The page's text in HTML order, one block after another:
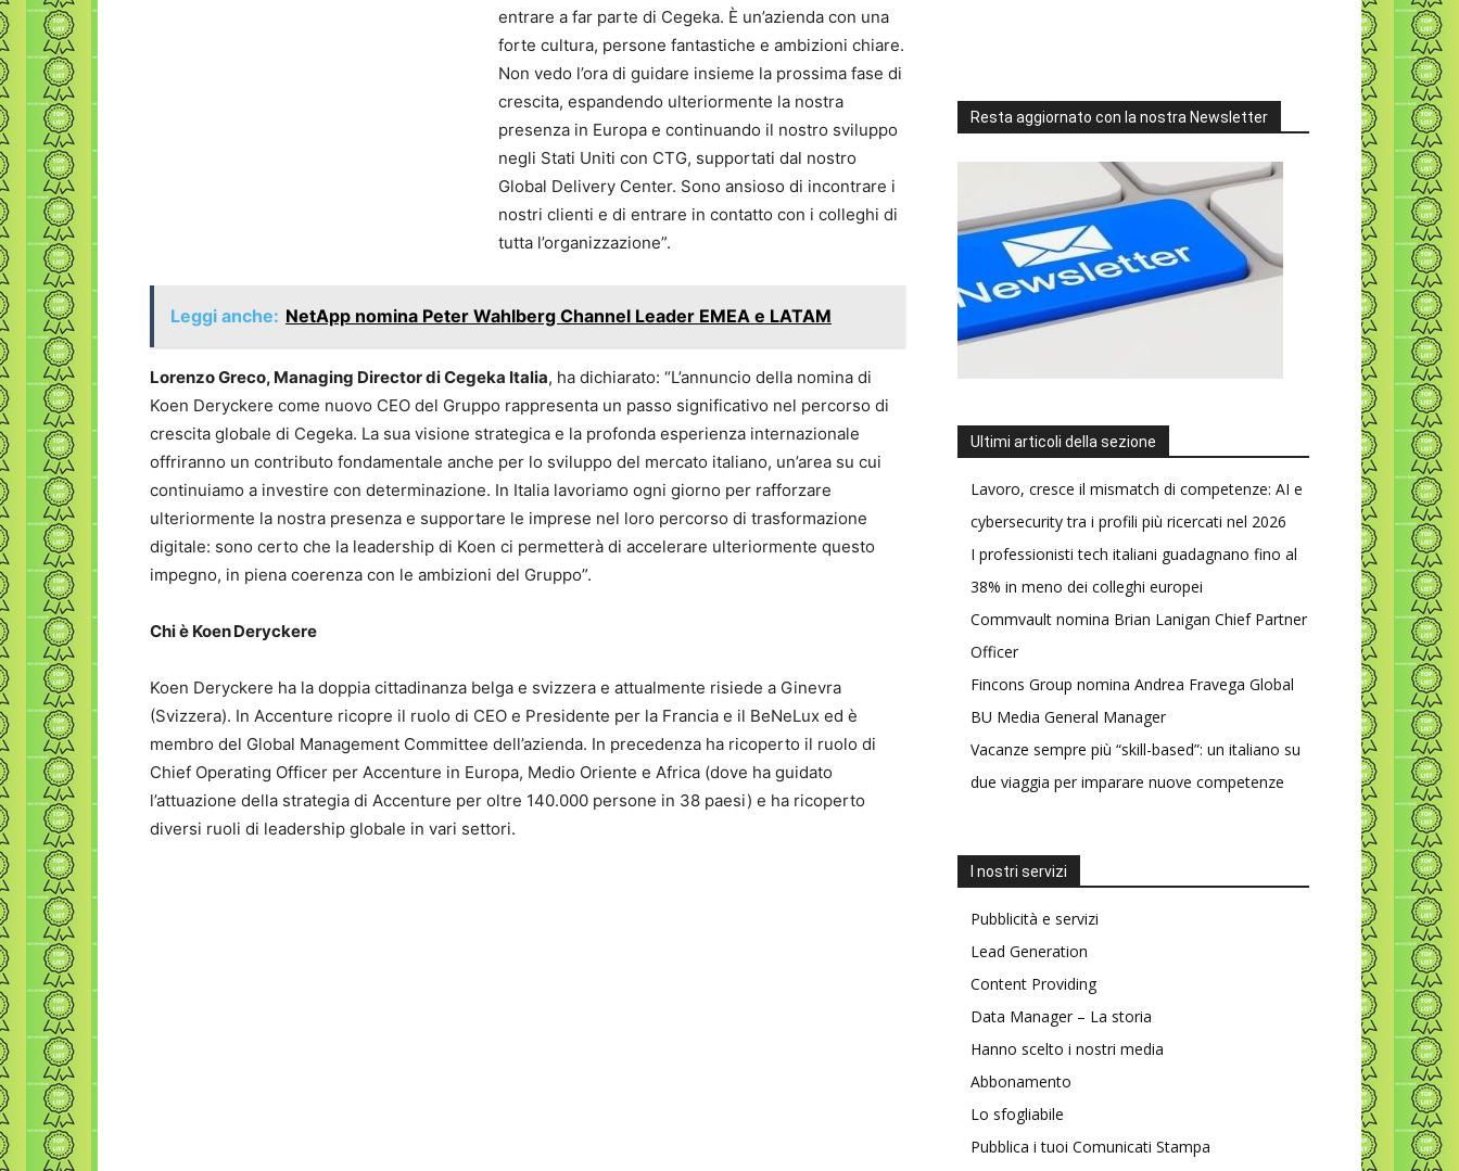
entrare a far parte di Cegeka. È un’azienda con una
forte cultura, persone fantastiche e ambizioni chiare.
Non vedo l’ora di guidare insieme la prossima fase di
crescita, espandendo ulteriormente la nostra
presenza in Europa e continuando il nostro sviluppo
negli Stati Uniti con CTG, supportati dal nostro
Global Delivery Center. Sono ansioso di incontrare i
nostri clienti e di entrare in contatto con i colleghi di
tutta l’organizzazione”.
Leggi anche: NetApp nomina Peter Wahlberg Channel Leader EMEA e LATAM
Lorenzo Greco, Managing Director di Cegeka Italia, ha dichiarato: “L’annuncio della nomina di
Koen Deryckere come nuovo CEO del Gruppo rappresenta un passo significativo nel percorso di
crescita globale di Cegeka. La sua visione strategica e la profonda esperienza internazionale
offriranno un contributo fondamentale anche per lo sviluppo del mercato italiano, un’area su cui
continuiamo a investire con determinazione. In Italia lavoriamo ogni giorno per rafforzare
ulteriormente la nostra presenza e supportare le imprese nel loro percorso di trasformazione
digitale: sono certo che la leadership di Koen ci permetterà di accelerare ulteriormente questo
impegno, in piena coerenza con le ambizioni del Gruppo”.
Chi è Koen Deryckere
Koen Deryckere ha la doppia cittadinanza belga e svizzera e attualmente risiede a Ginevra
(Svizzera). In Accenture ricopre il ruolo di CEO e Presidente per la Francia e il BeNeLux ed è
membro del Global Management Committee dell’azienda. In precedenza ha ricoperto il ruolo di
Chief Operating Officer per Accenture in Europa, Medio Oriente e Africa (dove ha guidato
l’attuazione della strategia di Accenture per oltre 140.000 persone in 38 paesi) e ha ricoperto
diversi ruoli di leadership globale in vari settori.
Resta aggiornato con la nostra Newsletter
Ultimi articoli della sezione
Lavoro, cresce il mismatch di competenze: AI e
cybersecurity tra i profili più ricercati nel 2026
I professionisti tech italiani guadagnano fino al
38% in meno dei colleghi europei
Commvault nomina Brian Lanigan Chief Partner
Officer
Fincons Group nomina Andrea Fravega Global
BU Media General Manager
Vacanze sempre più “skill-based”: un italiano su
due viaggia per imparare nuove competenze
I nostri servizi
Pubblicità e servizi
Lead Generation
Content Providing
Data Manager – La storia
Hanno scelto i nostri media
Abbonamento
Lo sfogliabile
Pubblica i tuoi Comunicati Stampa